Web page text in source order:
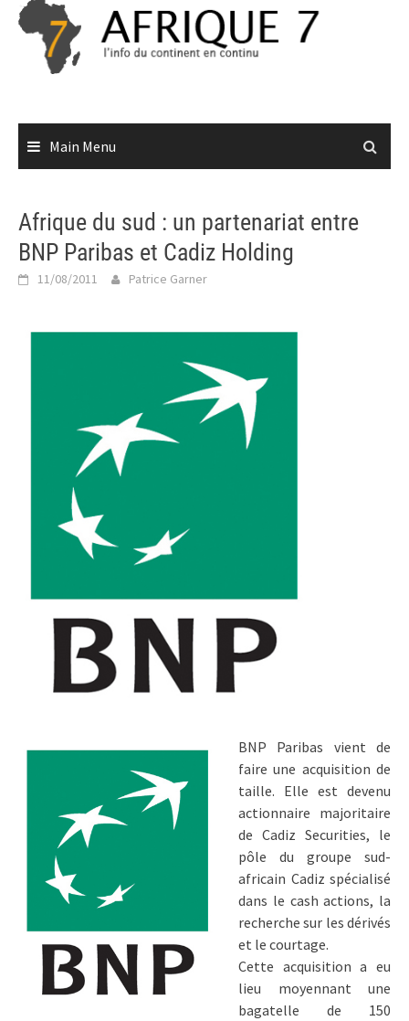
Skip
content
Main Menu
Afrique du sud : un partenariat entre
BNP Paribas et Cadiz Holding
11/08/2011 Patrice Garner
BNP Paribas vient de
faire une acquisition de
taille. Elle est devenu
actionnaire majoritaire
de Cadiz Securities, le
pôle du groupe sud-
africain Cadiz spécialisé
dans le cash actions, la
recherche sur les dérivés
et le courtage.
Cette acquisition a eu
lieu moyennant une
bagatelle de 150